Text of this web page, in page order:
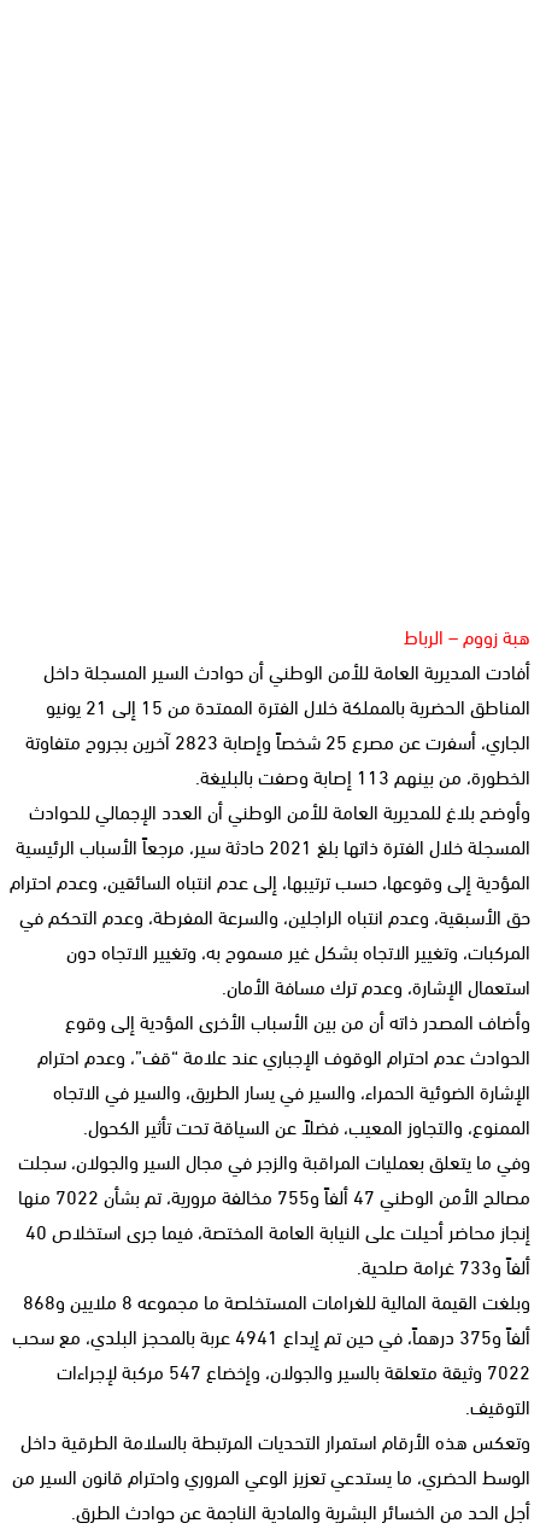
هبة زووم – الرباط
أفادت المديرية العامة للأمن الوطني أن حوادث السير المسجلة داخل
المناطق الحضرية بالمملكة خلال الفترة الممتدة من 15 إلى 21 يونيو
الجاري، أسفرت عن مصرع 25 شخصاً وإصابة 2823 آخرين بجروح متفاوتة
الخطورة، من بينهم 113 إصابة وصفت بالبليغة.
وأوضح بلاغ للمديرية العامة للأمن الوطني أن العدد الإجمالي للحوادث
المسجلة خلال الفترة ذاتها بلغ 2021 حادثة سير، مرجعاً الأسباب الرئيسية
المؤدية إلى وقوعها، حسب ترتيبها، إلى عدم انتباه السائقين، وعدم احترام
حق الأسبقية، وعدم انتباه الراجلين، والسرعة المفرطة، وعدم التحكم في
المركبات، وتغيير الاتجاه بشكل غير مسموح به، وتغيير الاتجاه دون
استعمال الإشارة، وعدم ترك مسافة الأمان.
وأضاف المصدر ذاته أن من بين الأسباب الأخرى المؤدية إلى وقوع
الحوادث عدم احترام الوقوف الإجباري عند علامة “قف”، وعدم احترام
الإشارة الضوئية الحمراء، والسير في يسار الطريق، والسير في الاتجاه
الممنوع، والتجاوز المعيب، فضلاً عن السياقة تحت تأثير الكحول.
وفي ما يتعلق بعمليات المراقبة والزجر في مجال السير والجولان، سجلت
مصالح الأمن الوطني 47 ألفاً و755 مخالفة مرورية، تم بشأن 7022 منها
إنجاز محاضر أحيلت على النيابة العامة المختصة، فيما جرى استخلاص 40
ألفاً و733 غرامة صلحية.
وبلغت القيمة المالية للغرامات المستخلصة ما مجموعه 8 ملايين و868
ألفاً و375 درهماً، في حين تم إيداع 4941 عربة بالمحجز البلدي، مع سحب
7022 وثيقة متعلقة بالسير والجولان، وإخضاع 547 مركبة لإجراءات
التوقيف.
وتعكس هذه الأرقام استمرار التحديات المرتبطة بالسلامة الطرقية داخل
الوسط الحضري، ما يستدعي تعزيز الوعي المروري واحترام قانون السير من
أجل الحد من الخسائر البشرية والمادية الناجمة عن حوادث الطرق.